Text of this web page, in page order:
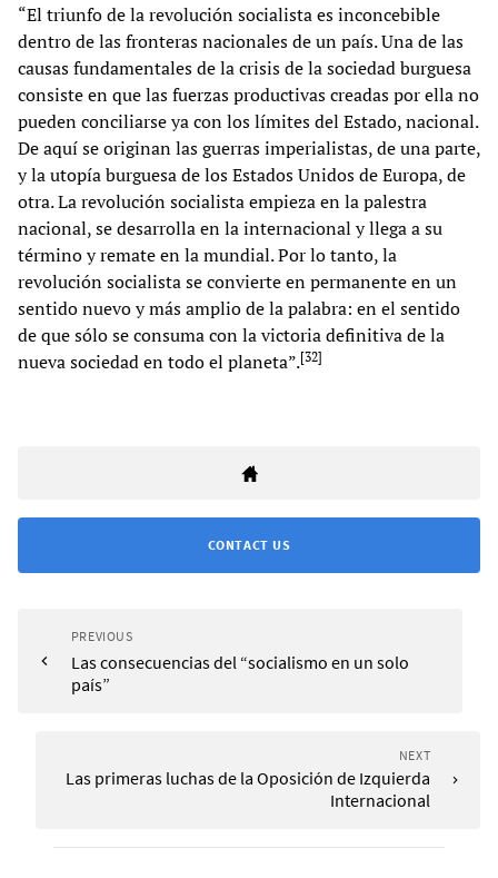
“El triunfo de la revolución socialista es inconcebible
dentro de las fronteras nacionales de un país. Una de las
causas fundamentales de la crisis de la sociedad burguesa
consiste en que las fuerzas productivas creadas por ella no
pueden conciliarse ya con los límites del Estado, nacional.
De aquí se originan las guerras imperialistas, de una parte,
y la utopía burguesa de los Estados Unidos de Europa, de
otra. La revolución socialista empieza en la palestra
nacional, se desarrolla en la internacional y llega a su
término y remate en la mundial. Por lo tanto, la
revolución socialista se convierte en permanente en un
sentido nuevo y más amplio de la palabra: en el sentido
de que sólo se consuma con la victoria definitiva de la
nueva sociedad en todo el planeta”.[32]
CONTACT US
PREVIOUS
Las consecuencias del “socialismo en un solo
país”
NEXT
Las primeras luchas de la Oposición de Izquierda
Internacional